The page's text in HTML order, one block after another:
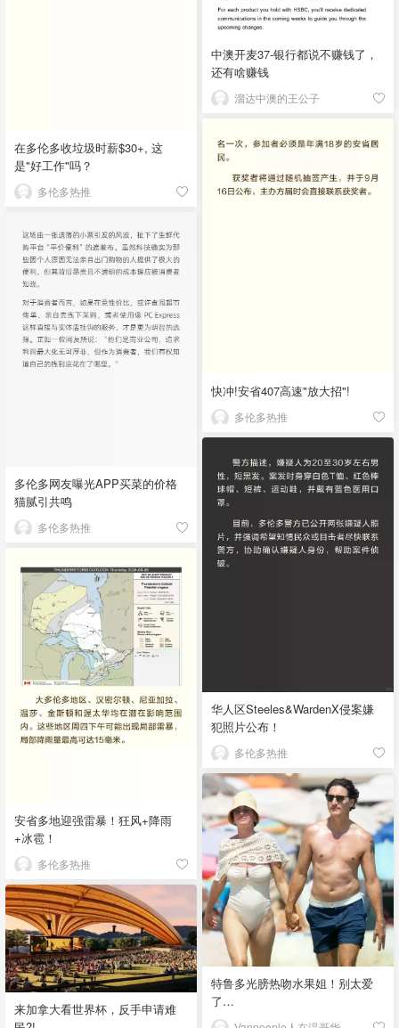
中澳开麦37-银行都说不赚钱了，
还有啥赚钱
溜达中澳的王公子
在多伦多收垃圾时薪$30+, 这
是"好工作"吗？
多伦多热推
快冲!安省407高速"放大招"!
多伦多热推
多伦多网友曝光APP买菜的价格
猫腻引共鸣
多伦多热推
华人区Steeles&WardenX侵案嫌
犯照片公布！
多伦多热推
安省多地迎强雷暴！狂风+降雨
+冰雹！
多伦多热推
特鲁多光膀热吻水果姐！别太爱
了…
来加拿大看世界杯，反手申请难